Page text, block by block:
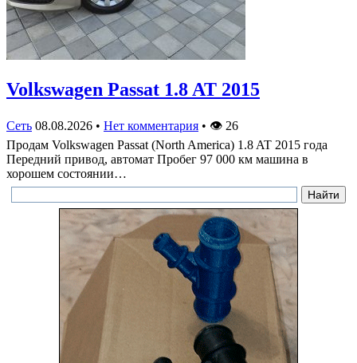
Volkswagen Passat 1.8 AT 2015
Сеть 08.08.2026 • Нет комментария • 👁 26
Продам Volkswagen Passat (North America) 1.8 AT 2015 года
Передний привод, автомат Пробег 97 000 км машина в
хорошем состоянии…